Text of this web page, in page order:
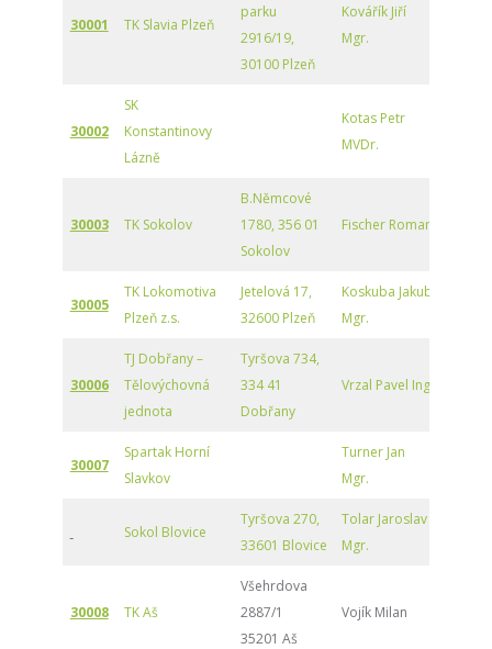
30001 TK Slavia Plzeň
parku
2916/19,
30100 Plzeň
Kovářík Jiří
Mgr.
30002
SK
Konstantinovy
Lázně
Kotas Petr
MVDr.
30003 TK Sokolov
B.Němcové
1780, 356 01
Sokolov
Fischer Roman
30005
TK Lokomotiva
Plzeň z.s.
Jetelová 17,
32600 Plzeň
Koskuba Jakub
Mgr.
30006
TJ Dobřany –
Tělovýchovná
jednota
Tyršova 734,
334 41
Dobřany
Vrzal Pavel Ing
30007
Spartak Horní
Slavkov
Turner Jan
Mgr.
Sokol Blovice
Tyršova 270,
33601 Blovice
Tolar Jaroslav
Mgr.
30008 TK Aš
Všehrdova
2887/1
35201 Aš
Vojík Milan